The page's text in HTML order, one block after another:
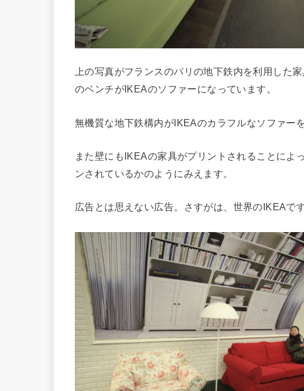
上の写真がフランスのパリの地下鉄内を利用した
のベンチがIKEAのソファーになっています。
無機質な地下鉄構内がIKEAのカラフルなソファー
また壁にもIKEAの家具がプリントされることによ
ンされているかのようにみえます。
広告とは思えない広告。さすがは、世界のIKEAです